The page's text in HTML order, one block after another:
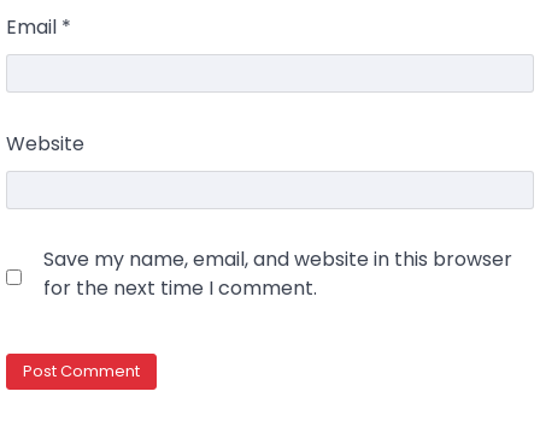
Email *
Website
Save my name, email, and website in this browser
for the next time I comment.